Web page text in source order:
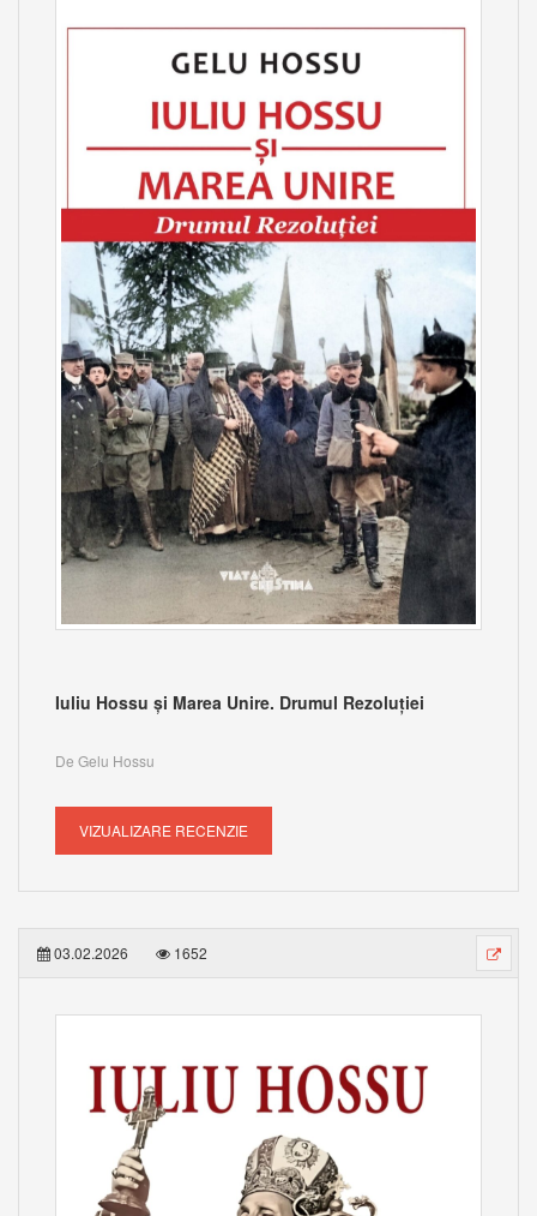
Iuliu Hossu și Marea Unire. Drumul Rezoluției
De Gelu Hossu
VIZUALIZARE RECENZIE
03.02.2026 1652